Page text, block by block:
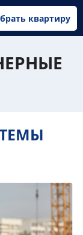
квартиру
326-67-67